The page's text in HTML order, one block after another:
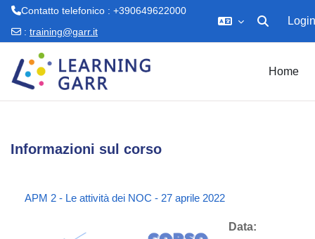
Contatto telefonico : +390649622000
: training@garr.it Attiva/
Login
Home
Informazioni sul corso
APM 2 - Le attività dei NOC - 27 aprile 2022
Data: